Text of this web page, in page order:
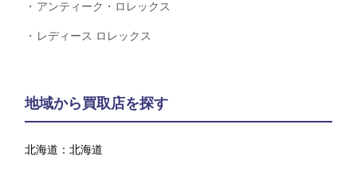
アンティーク・ロレックス
レディース ロレックス
地域から買取店を探す
北海道：北海道